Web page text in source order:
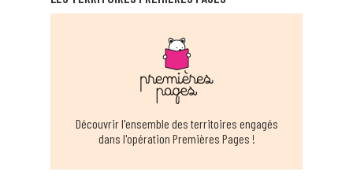
BIBLIOTHEQUE MUNICIPALE ANGLEFORT
EN SAVOIR PLUS
BIBLIOTHÈQUE MUNICIPALE D'ARANC
Découvrir l'ensemble des territoires engagés
dans l'opération Premières Pages !